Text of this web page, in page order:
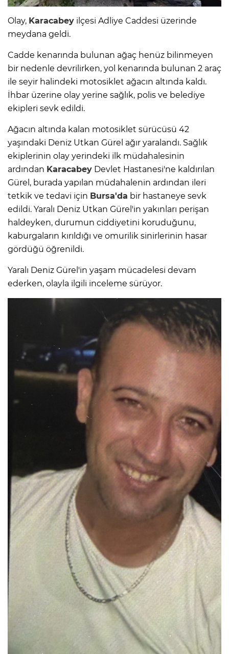
Olay, Karacabey ilçesi Adliye Caddesi üzerinde
meydana geldi.
Cadde kenarında bulunan ağaç henüz bilinmeyen
bir nedenle devrilirken, yol kenarında bulunan 2 araç
ile seyir halindeki motosiklet ağacın altında kaldı.
İhbar üzerine olay yerine sağlık, polis ve belediye
ekipleri sevk edildi.
Ağacın altında kalan motosiklet sürücüsü 42
yaşındaki Deniz Utkan Gürel ağır yaralandı. Sağlık
ekiplerinin olay yerindeki ilk müdahalesinin
ardından Karacabey Devlet Hastanesi'ne kaldırılan
Gürel, burada yapılan müdahalenin ardından ileri
tetkik ve tedavi için Bursa'da bir hastaneye sevk
edildi. Yaralı Deniz Utkan Gürel'in yakınları perişan
haldeyken, durumun ciddiyetini koruduğunu,
kaburgaların kırıldığı ve omurilik sinirlerinin hasar
gördüğü öğrenildi.
Yaralı Deniz Gürel'in yaşam mücadelesi devam
ederken, olayla ilgili inceleme sürüyor.